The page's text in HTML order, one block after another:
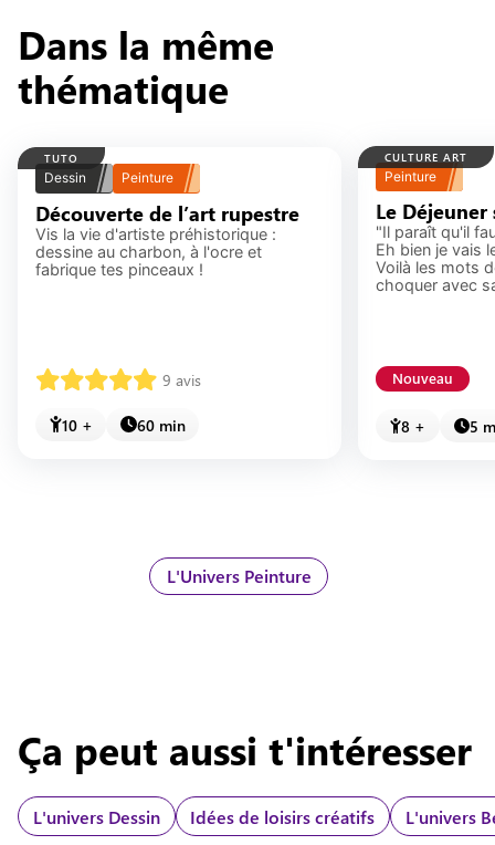
d’autres couleurs ou techniques. L’enfant peut
explorer librement de nouvelles idées artistiques :
chaque création devient unique, reflétant son
imagination et sa progression.
Dans la même
thématique
TUTO
Dessin Peinture
Découverte de l’art rupestre
Vis la vie d'artiste préhistorique :
dessine au charbon, à l'ocre et
fabrique tes pinceaux !
9 avis
10 + 60 min
CULTURE ART
Peinture
Le
"Il paraît qu'il
Eh bien je vais
Voilà les mots
choquer avec
Nouveau
8 + 5
L'Univers Peinture
Ça peut aussi t'intéresser
L'univers Dessin Idées de loisirs créatifs L'univers